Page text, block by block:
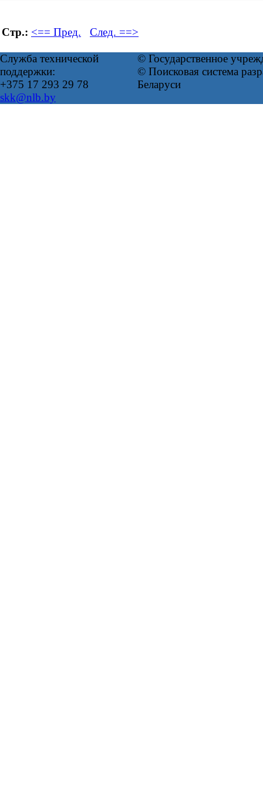
Стр.: <== Пред. След. ==>
Служба технической
поддержки:
+375 17 293 29 78
skk@nlb.by
© Государственное
© Поисковая система
Беларуси